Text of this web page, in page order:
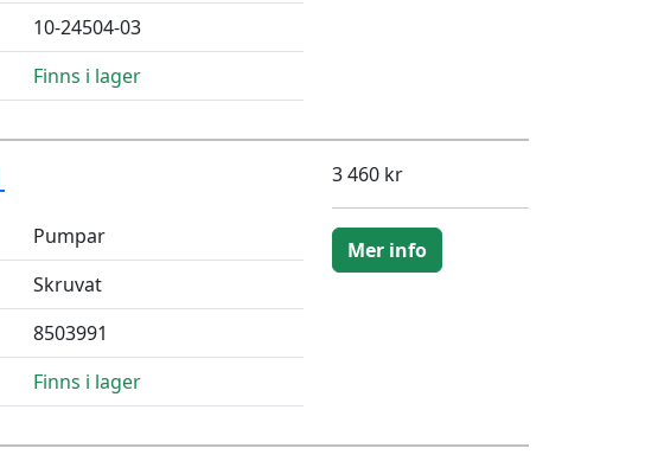
10-24504-03
Finns i lager
Pumpar
Skruvat
8503991
Finns i lager
3 460 kr
Mer info